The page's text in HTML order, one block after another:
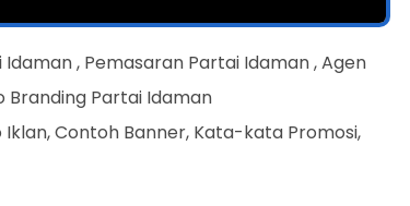
, Pemasaran Partai Idaman , Agen
Branding Partai Idaman
Contoh Banner, Kata-kata Promosi,